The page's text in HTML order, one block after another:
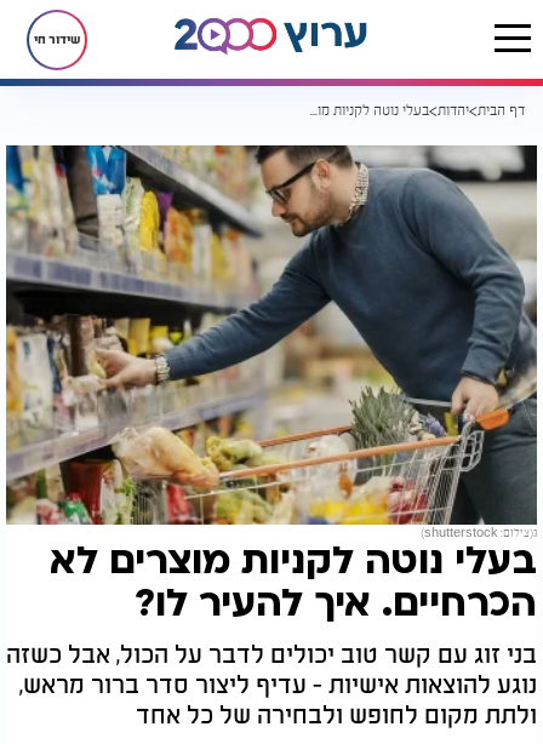
שידור חי
דף הבית יהדות בעלי נוטה לקניות מוצרים לא הכרחיים. איך להעיר לו?
ג(צילום: shutterstock)
בעלי נוטה לקניות מוצרים לא
הכרחיים. איך להעיר לו?
בני זוג עם קשר טוב יכולים לדבר על הכול, אבל כשזה
נוגע להוצאות אישיות - עדיף ליצור סדר ברור מראש,
ולתת מקום לחופש ולבחירה של כל אחד